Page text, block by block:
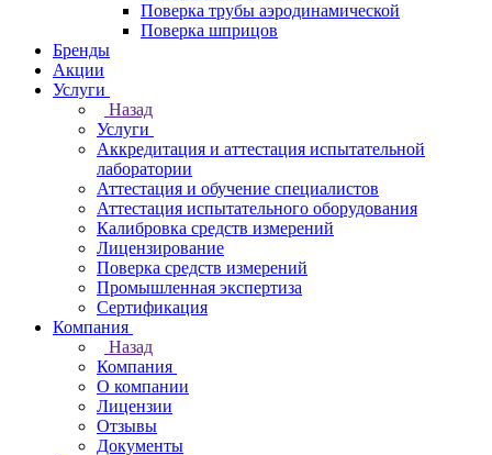
Поверка трубы аэродинамической
Поверка шприцов
Бренды
Акции
Услуги
Назад
Услуги
Аккредитация и аттестация испытательной
лаборатории
Аттестация и обучение специалистов
Аттестация испытательного оборудования
Калибровка средств измерений
Лицензирование
Поверка средств измерений
Промышленная экспертиза
Сертификация
Компания
Назад
Компания
О компании
Лицензии
Отзывы
Документы